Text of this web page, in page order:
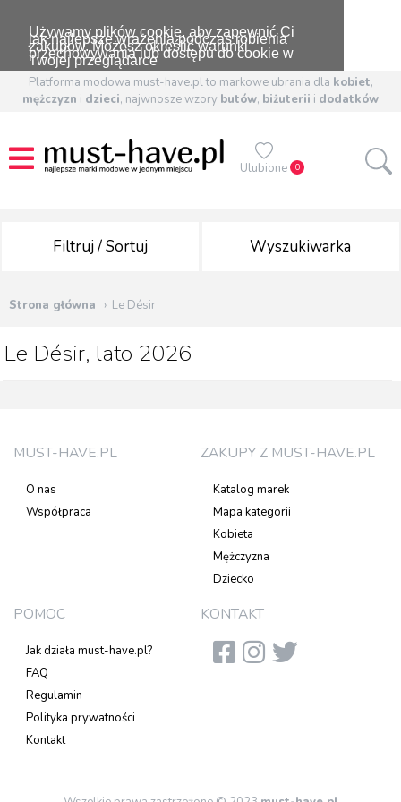
Używamy plików cookie, aby zapewnić Ci
jak najlepsze wrażenia podczas robienia
zakupów. Możesz określić warunki
przechowywania lub dostępu do cookie w
Twojej przeglądarce
Platforma modowa must-have.pl to markowe ubrania dla kobiet,
mężczyzn i dzieci, najwnosze wzory butów, biżuterii i dodatków
Ulubione 0
Filtruj / Sortuj Wyszukiwarka
Strona główna Le Désir
Le Désir, lato 2026
MUST-HAVE.PL
O nas
Współpraca
ZAKUPY Z MUST-HAVE.PL
Katalog marek
Mapa kategorii
Kobieta
Mężczyzna
Dziecko
POMOC
Jak działa must-have.pl?
FAQ
Regulamin
Polityka prywatności
Kontakt
KONTAKT